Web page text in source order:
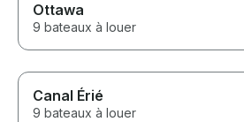
Ottawa
9 bateaux à louer
Canal Érié
9 bateaux à louer